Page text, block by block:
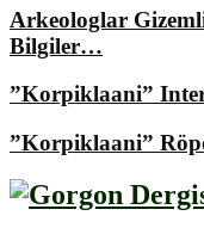
Arkeologlar
Bilgiler…
”Korpiklaani”
”Korpiklaani”